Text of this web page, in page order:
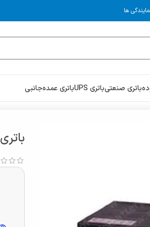
ها
باتری صنعتیباتری UPS باتری عمدهجانبی
باتری 150 آمپر نیرو